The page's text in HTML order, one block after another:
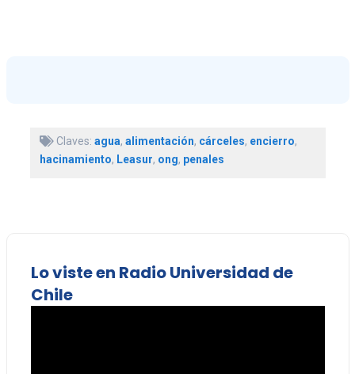
Claves: agua, alimentación, cárceles, encierro,
hacinamiento, Leasur, ong, penales
Lo viste en Radio Universidad de
Chile